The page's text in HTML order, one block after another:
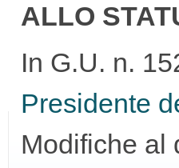
ALLO
In G.U. n.
Presidente
Modifiche al